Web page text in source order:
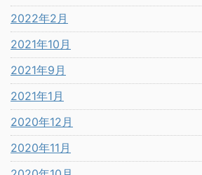
2022年2月
2021年10月
2021年9月
2021年1月
2020年12月
2020年11月